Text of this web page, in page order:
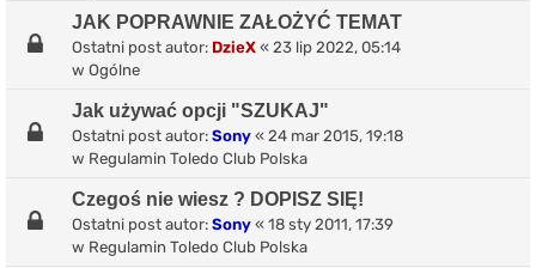
JAK POPRAWNIE ZAŁOŻYĆ TEMAT
Ostatni post autor: DzieX « 23 lip 2022, 05:14
w Ogólne
Jak używać opcji "SZUKAJ"
Ostatni post autor: Sony « 24 mar 2015, 19:18
w Regulamin Toledo Club Polska
Czegoś nie wiesz ? DOPISZ SIĘ!
Ostatni post autor: Sony « 18 sty 2011, 17:39
w Regulamin Toledo Club Polska